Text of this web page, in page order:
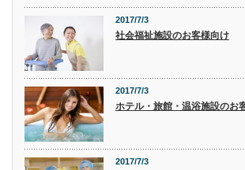
2017/7/3
社会福祉施設のお客様向け
2017/7/3
ホテル・旅館・温浴施設のお
2017/7/3